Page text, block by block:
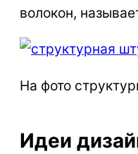
волокон,
На фото
Идеи